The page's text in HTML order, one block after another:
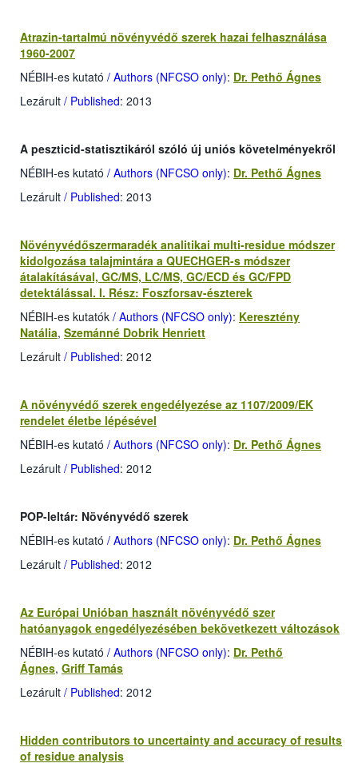
Atrazin-tartalmú növényvédő szerek hazai felhasználása
1960-2007
NÉBIH-es kutató / Authors (NFCSO only): Dr. Pethő Ágnes
Lezárult / Published: 2013
A peszticid-statisztikáról szóló új uniós követelményekről
NÉBIH-es kutató / Authors (NFCSO only): Dr. Pethő Ágnes
Lezárult / Published: 2013
Növényvédőszermaradék analitikai multi-residue módszer
kidolgozása talajmintára a QUECHGER-s módszer
átalakításával, GC/MS, LC/MS, GC/ECD és GC/FPD
detektálással. I. Rész: Foszforsav-észterek
NÉBIH-es kutatók / Authors (NFCSO only): Keresztény
Natália, Szemánné Dobrik Henriett
Lezárult / Published: 2012
A növényvédő szerek engedélyezése az 1107/2009/EK
rendelet életbe lépésével
NÉBIH-es kutató / Authors (NFCSO only): Dr. Pethő Ágnes
Lezárult / Published: 2012
POP-leltár: Növényvédő szerek
NÉBIH-es kutató / Authors (NFCSO only): Dr. Pethő Ágnes
Lezárult / Published: 2012
Az Európai Unióban használt növényvédő szer
hatóanyagok engedélyezésében bekövetkezett változások
NÉBIH-es kutató / Authors (NFCSO only): Dr. Pethő
Ágnes, Griff Tamás
Lezárult / Published: 2012
Hidden contributors to uncertainty and accuracy of results
of residue analysis